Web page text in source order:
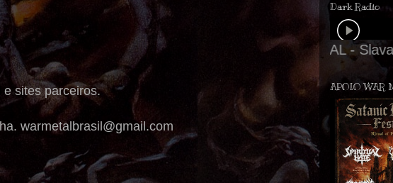
e sites parceiros.
warmetalbrasil@gmail.com
Dark Radio
APOIO WAR